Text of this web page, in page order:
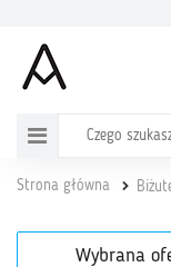
Strona główna
Wybrana